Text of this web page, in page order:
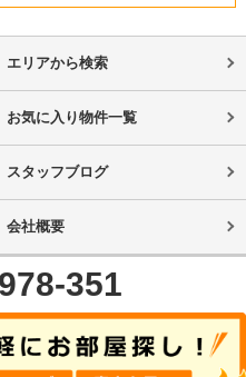
エリアから検索
お気に入り物件一覧
スタッフブログ
会社概要
351